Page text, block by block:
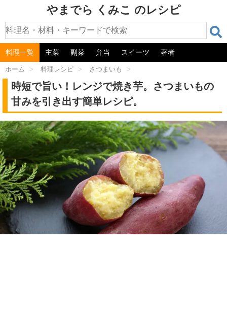
やまでら くみこ のレシピ
料理一覧 主菜 副菜 弁当 スイーツ 著者
ホーム > 料理レシピ > さつまいも >
時短で旨い！レンジで焼き芋。さつまいもの
甘みを引き出す簡単レシピ。